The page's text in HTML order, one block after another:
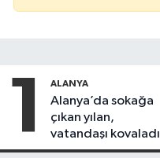
1 ALANYA
Alanya’da sokağa
çıkan yılan,
vatandaşı kovaladı